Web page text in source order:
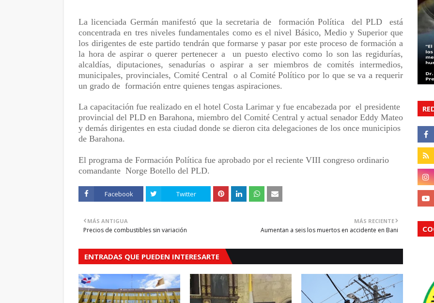
La licenciada Germán manifestó que la secretaria de formación Política del PLD está
concentrada en tres niveles fundamentales como es el nivel Básico, Medio y Superior que
los dirigentes de este partido tendrán que formarse y pasar por este proceso de formación a
la hora de aspirar o querer pertenecer a un puesto electivo como lo son las regidurías,
alcaldías, diputaciones, senadurías o aspirar a ser miembros de comités intermedios,
municipales, provinciales, Comité Central o al Comité Político por lo que se va a requerir
un grado de formación entre quienes tengas aspiraciones.
La capacitación fue realizado en el hotel Costa Larimar y fue encabezada por el presidente
provincial del PLD en Barahona, miembro del Comité Central y actual senador Eddy Mateo
y demás dirigentes en esta ciudad donde se dieron cita delegaciones de los once municipios
de Barahona.
El programa de Formación Política fue aprobado por el reciente VIII congreso ordinario
comandante Norge Botello del PLD.
Facebook Twitter
MÁS RECIENTE
Aumentan a seis los muertos en accidente en Bani
MÁS ANTIGUA
Precios de combustibles sin variación
ENTRADAS QUE PUEDEN INTERESARTE